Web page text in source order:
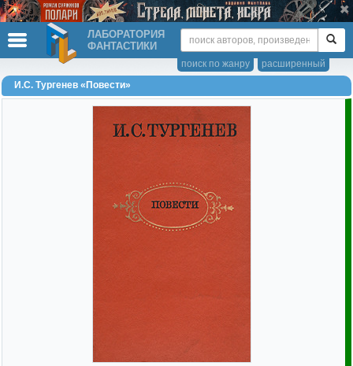
ЛАБОРАТОРИЯ
ФАНТАСТИКИ
расширенный
поиск по жанру
И.С. Тургенев «Повести»